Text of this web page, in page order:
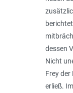
dessen
Nicht
Frey der
erließ.